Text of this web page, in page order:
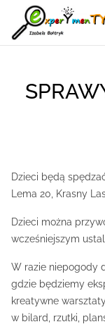
Dzieci będą
Lema 20, Krasny
Dzieci można
wcześniejszym
W razie niepogody
gdzie będziemy
kreatywne
w bilard, rzutki,